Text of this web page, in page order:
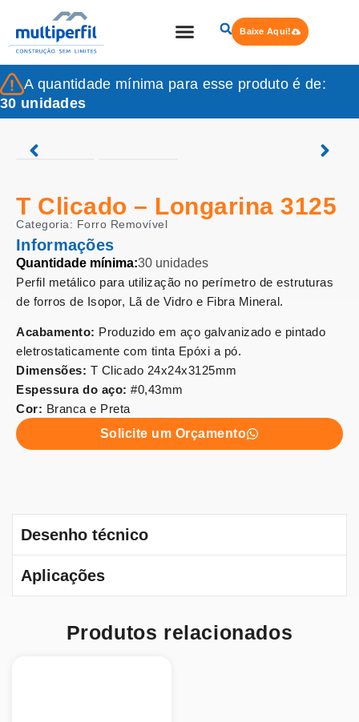
Baixe Aqui!
A quantidade mínima para esse produto é de:
30 unidades
T Clicado – Longarina 3125
Categoria: Forro Removível
Informações
Quantidade mínima:30 unidades
Perfil metálico para utilização no perímetro de estruturas
de forros de Isopor, Lã de Vidro e Fibra Mineral.
Acabamento: Produzido em aço galvanizado e pintado
eletrostaticamente com tinta Epóxi a pó.
Dimensões: T Clicado 24x24x3125mm
Espessura do aço: #0,43mm
Cor: Branca e Preta
Solicite um Orçamento
Desenho técnico
Aplicações
Produtos relacionados